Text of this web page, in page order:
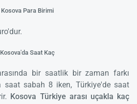
Kosova Para Birimi
Kosova'da Saat Kaç
bir saatlik bir zaman farkı
saat sabah 8 iken, Türkiye'de saat
Kosova Türkiye arası uçakla kaç